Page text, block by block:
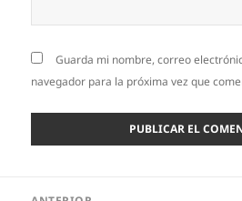
Guarda mi nombre, correo
navegador para la próxima vez que